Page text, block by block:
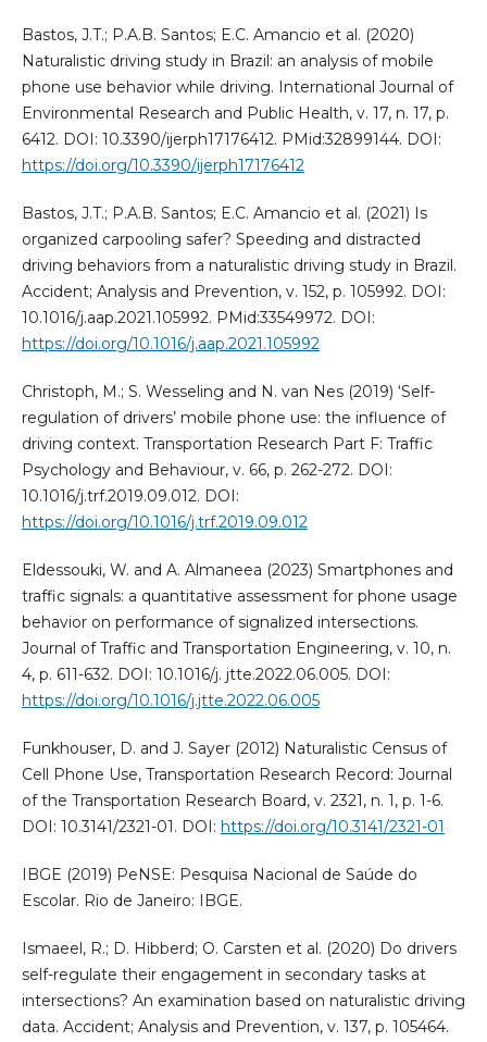
Bastos, J.T.; P.A.B. Santos; E.C. Amancio et al. (2020)
Naturalistic driving study in Brazil: an analysis of mobile
phone use behavior while driving. International Journal of
Environmental Research and Public Health, v. 17, n. 17, p.
6412. DOI: 10.3390/ijerph17176412. PMid:32899144. DOI:
https://doi.org/10.3390/ijerph17176412
Bastos, J.T.; P.A.B. Santos; E.C. Amancio et al. (2021) Is
organized carpooling safer? Speeding and distracted
driving behaviors from a naturalistic driving study in Brazil.
Accident; Analysis and Prevention, v. 152, p. 105992. DOI:
10.1016/j.aap.2021.105992. PMid:33549972. DOI:
https://doi.org/10.1016/j.aap.2021.105992
Christoph, M.; S. Wesseling and N. van Nes (2019) ‘Self-
regulation of drivers’ mobile phone use: the influence of
driving context. Transportation Research Part F: Traffic
Psychology and Behaviour, v. 66, p. 262-272. DOI:
10.1016/j.trf.2019.09.012. DOI:
https://doi.org/10.1016/j.trf.2019.09.012
Eldessouki, W. and A. Almaneea (2023) Smartphones and
traffic signals: a quantitative assessment for phone usage
behavior on performance of signalized intersections.
Journal of Traffic and Transportation Engineering, v. 10, n.
4, p. 611-632. DOI: 10.1016/j. jtte.2022.06.005. DOI:
https://doi.org/10.1016/j.jtte.2022.06.005
Funkhouser, D. and J. Sayer (2012) Naturalistic Census of
Cell Phone Use, Transportation Research Record: Journal
of the Transportation Research Board, v. 2321, n. 1, p. 1-6.
DOI: 10.3141/2321-01. DOI: https://doi.org/10.3141/2321-01
IBGE (2019) PeNSE: Pesquisa Nacional de Saúde do
Escolar. Rio de Janeiro: IBGE.
Ismaeel, R.; D. Hibberd; O. Carsten et al. (2020) Do drivers
self-regulate their engagement in secondary tasks at
intersections? An examination based on naturalistic driving
data. Accident; Analysis and Prevention, v. 137, p. 105464.